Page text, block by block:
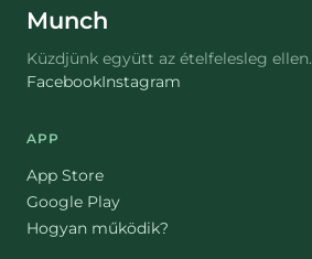
Munch
Küzdjünk együtt az ételfelesleg ellen.
FacebookInstagram
APP
App Store
Google Play
Hogyan működik?